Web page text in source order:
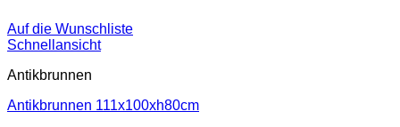
Auf die Wunschliste
Schnellansicht
Antikbrunnen
Antikbrunnen 111x100xh80cm